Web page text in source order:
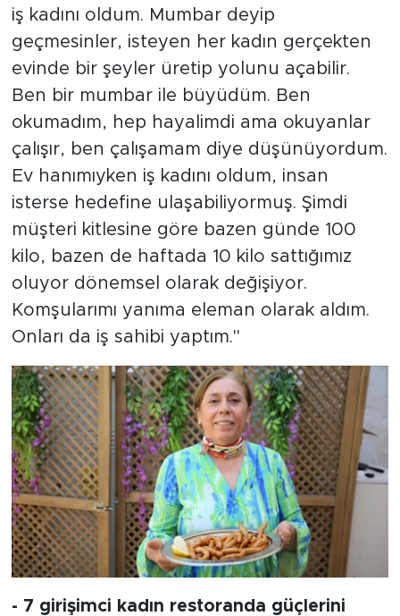
iş kadını oldum. Mumbar deyip
geçmesinler, isteyen her kadın gerçekten
evinde bir şeyler üretip yolunu açabilir.
Ben bir mumbar ile büyüdüm. Ben
okumadım, hep hayalimdi ama okuyanlar
çalışır, ben çalışamam diye düşünüyordum.
Ev hanımıyken iş kadını oldum, insan
isterse hedefine ulaşabiliyormuş. Şimdi
müşteri kitlesine göre bazen günde 100
kilo, bazen de haftada 10 kilo sattığımız
oluyor dönemsel olarak değişiyor.
Komşularımı yanıma eleman olarak aldım.
Onları da iş sahibi yaptım."
- 7 girişimci kadın restoranda güçlerini